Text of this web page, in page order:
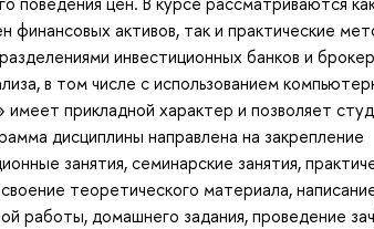
активов, так и практические
инвестиционных банков и
в том числе с использованием
прикладной характер и позволяет
дисциплины направлена на закрепление
занятия, семинарские занятия,
теоретического материала,
работы, домашнего задания, проведение